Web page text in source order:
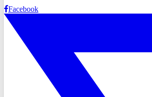
Facebook